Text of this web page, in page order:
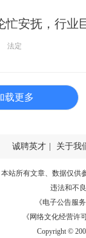
忙安抚，行业
法定
载更多
诚聘英才 关于我
本站所有文章、数据仅供
违法和不
《电子公告服务
《网络文化经营许
Copyright ©